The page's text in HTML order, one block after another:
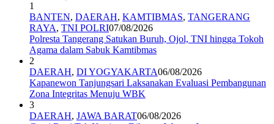
1
BANTEN, DAERAH, KAMTIBMAS, TANGERANG
RAYA, TNI POLRI07/08/2026
Polresta Tangerang Satukan Buruh, Ojol, TNI hingga Tokoh
Agama dalam Sabuk Kamtibmas
2
DAERAH, DI YOGYAKARTA06/08/2026
Kapanewon Tanjungsari Laksanakan Evaluasi Pembangunan
Zona Integritas Menuju WBK
3
DAERAH, JAWA BARAT06/08/2026